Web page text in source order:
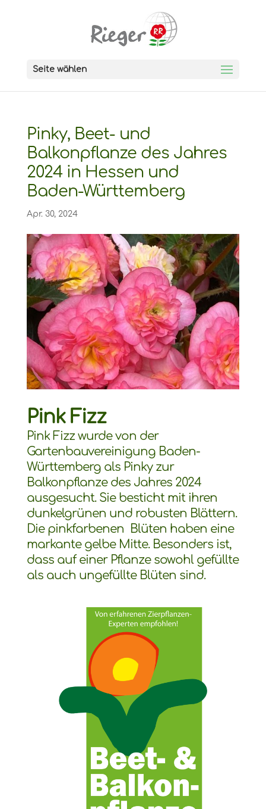
Seite wählen
Pinky, Beet- und
Balkonpflanze des Jahres
2024 in Hessen und
Baden-Württemberg
Apr. 30, 2024
Pink Fizz
Pink Fizz wurde von der
Gartenbauvereinigung Baden-
Württemberg als Pinky zur
Balkonpflanze des Jahres 2024
ausgesucht. Sie besticht mit ihren
dunkelgrünen und robusten Blättern.
Die pinkfarbenen Blüten haben eine
markante gelbe Mitte. Besonders ist,
dass auf einer Pflanze sowohl gefüllte
als auch ungefüllte Blüten sind.